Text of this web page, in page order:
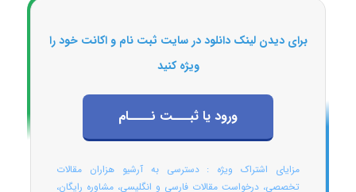
برای دیدن لینک دانلود در سایت ثبت نام و اکانت خود را
ویژه کنید
ورود یا ثبـــت نــــام
مزایای اشتراک ویژه : دسترسی به آرشیو هزاران مقالات
تخصصی، درخواست مقالات فارسی و انگلیسی، مشاوره رایگان،